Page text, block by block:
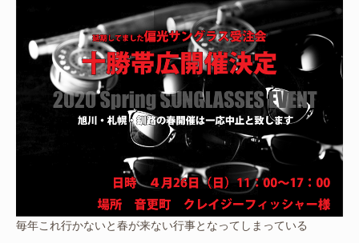
毎年これ行かないと春が来ない行事となってしまっている